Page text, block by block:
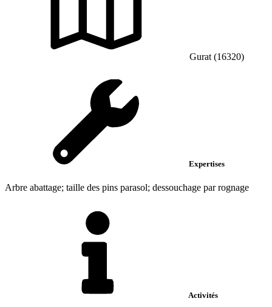
Gurat (16320)
Expertises
Arbre abattage; taille des pins parasol; dessouchage par rognage
Activités